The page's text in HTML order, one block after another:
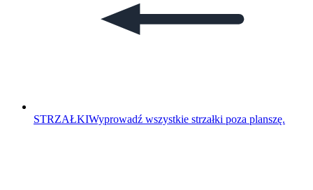
STRZAŁKIWyprowadź wszystkie strzałki poza planszę.